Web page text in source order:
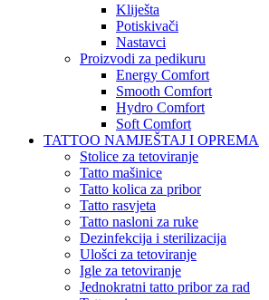
Kliješta
Potiskivači
Nastavci
Proizvodi za pedikuru
Energy Comfort
Smooth Comfort
Hydro Comfort
Soft Comfort
TATTOO NAMJEŠTAJ I OPREMA
Stolice za tetoviranje
Tatto mašinice
Tatto kolica za pribor
Tatto rasvjeta
Tatto nasloni za ruke
Dezinfekcija i sterilizacija
Ulošci za tetoviranje
Igle za tetoviranje
Jednokratni tatto pribor za rad